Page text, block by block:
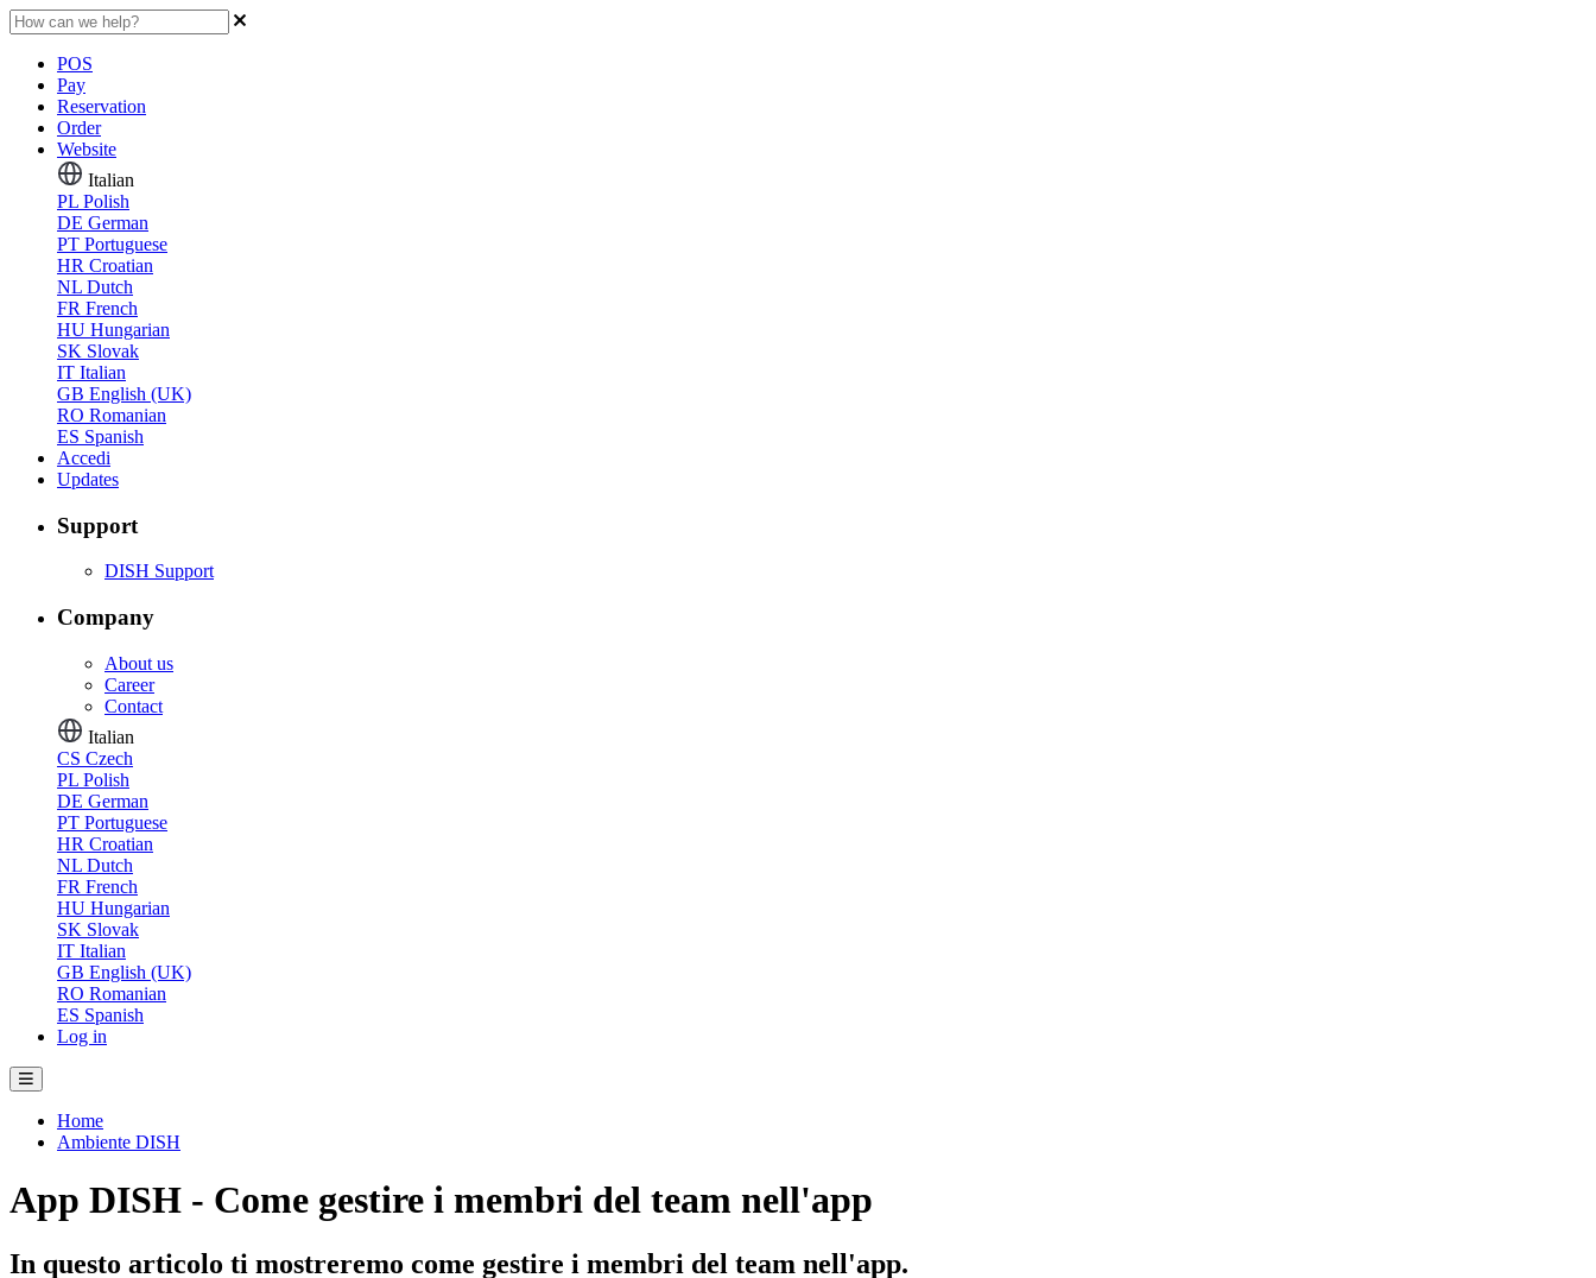
POS
Pay
Reservation
Order
Website
Italian
PL Polish
DE German
PT Portuguese
HR Croatian
NL Dutch
FR French
HU Hungarian
SK Slovak
IT Italian
GB English (UK)
RO Romanian
ES Spanish
Accedi
Updates
Support
DISH Support
Company
About us
Career
Contact
Italian
CS Czech
PL Polish
DE German
PT Portuguese
HR Croatian
NL Dutch
FR French
HU Hungarian
SK Slovak
IT Italian
GB English (UK)
RO Romanian
ES Spanish
Log in
Home
Ambiente DISH
App DISH - Come gestire i membri del team nell'app
In questo articolo ti mostreremo come gestire i membri del team nell'app.